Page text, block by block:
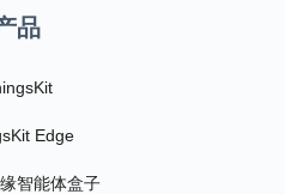
品
Edge
智能体盒子